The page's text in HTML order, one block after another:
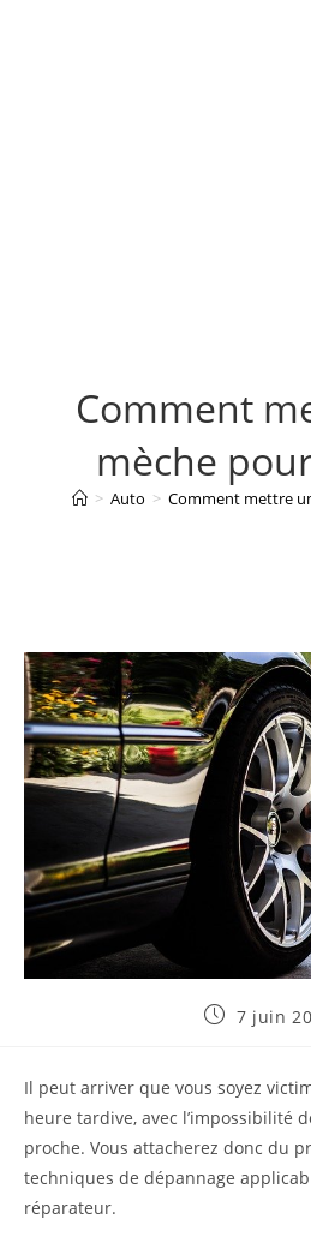
Comment
mèche
> Auto > Comment mettre
Publication
7 juin
Il peut arriver que vous soyez
heure tardive, avec l’impossibilité
proche. Vous attacherez donc du
techniques de dépannage
réparateur.